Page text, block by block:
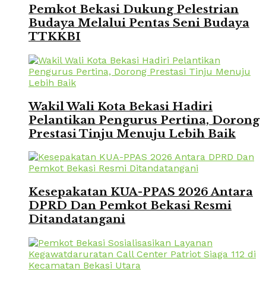
Pemkot Bekasi Dukung Pelestrian
Budaya Melalui Pentas Seni Budaya
TTKKBI
Wakil Wali Kota Bekasi Hadiri
Pelantikan Pengurus Pertina, Dorong
Prestasi Tinju Menuju Lebih Baik
Kesepakatan KUA-PPAS 2026 Antara
DPRD Dan Pemkot Bekasi Resmi
Ditandatangani